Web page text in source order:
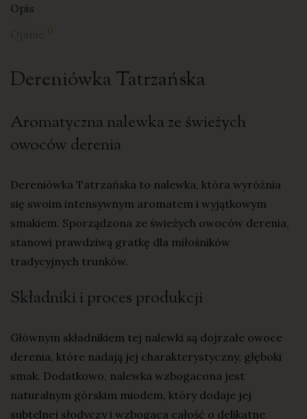
Opis
0
Dereniówka Tatrzańska
Aromatyczna nalewka ze świeżych
owoców derenia
Dereniówka Tatrzańska to nalewka, która wyróżnia
się swoim intensywnym aromatem i wyjątkowym
smakiem. Sporządzona ze świeżych owoców derenia,
stanowi prawdziwą gratkę dla miłośników
tradycyjnych trunków.
Składniki i proces produkcji
Głównym składnikiem tej nalewki są dojrzałe owoce
derenia, które nadają jej charakterystyczny, głęboki
smak. Dodatkowo, nalewka wzbogacona jest
naturalnym górskim miodem, który dodaje jej
subtelnej słodyczy i wzbogaca całość o delikatne